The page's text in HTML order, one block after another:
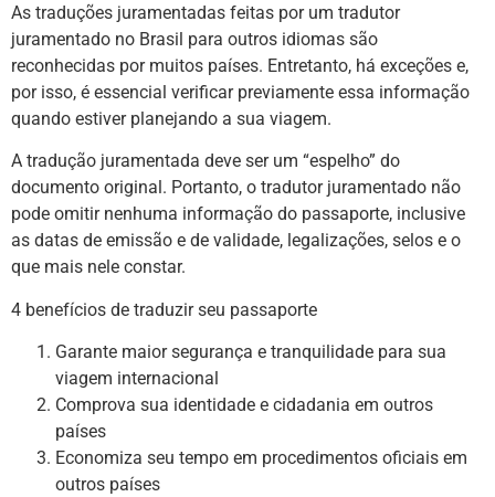
As traduções juramentadas feitas por um tradutor
juramentado no Brasil para outros idiomas são
reconhecidas por muitos países. Entretanto, há exceções e,
por isso, é essencial verificar previamente essa informação
quando estiver planejando a sua viagem.
A tradução juramentada deve ser um “espelho” do
documento original. Portanto, o tradutor juramentado não
pode omitir nenhuma informação do passaporte, inclusive
as datas de emissão e de validade, legalizações, selos e o
que mais nele constar.
4 benefícios de traduzir seu passaporte
Garante maior segurança e tranquilidade para sua
viagem internacional
Comprova sua identidade e cidadania em outros
países
Economiza seu tempo em procedimentos oficiais em
outros países